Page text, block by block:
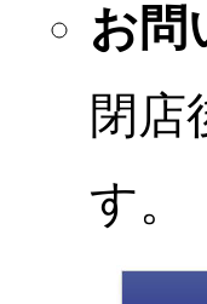
お問
閉店
す。